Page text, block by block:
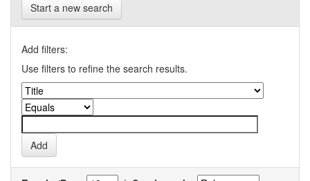
Start a new search
Add filters:
Use filters to refine the search results.